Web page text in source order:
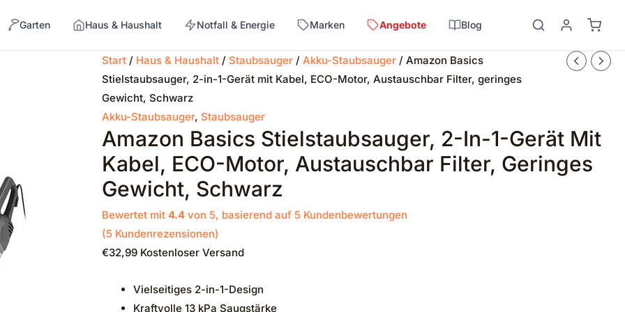
Garten Haus & Haushalt Notfall & Energie Marken Angebote Blog
→
Start/ Haus & Haushalt/ Staubsauger/ Akku-Staubsauger/ Amazon Basics
Stielstaubsauger, 2-in-1-Gerät mit Kabel, ECO-Motor, Austauschbar Filter, geringes
Gewicht, Schwarz
Akku-Staubsauger, Staubsauger
Amazon Basics Stielstaubsauger, 2-In-1-Gerät Mit
Kabel, ECO-Motor, Austauschbar Filter, Geringes
Gewicht, Schwarz
Bewertet mit 4.4von 5, basierend auf 5Kundenbewertungen
(5Kundenrezensionen)
€32,99 Kostenloser Versand
Vielseitiges 2-in-1-Design
Kraftvolle 13 kPa Saugstärke